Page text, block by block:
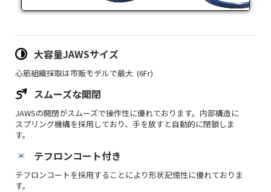
大容量JAWSサイズ
心筋組織採取は市販モデルで最大 (6Fr)
スムーズな開閉
JAWSの開閉がスムーズで操作性に優れております。内部構造に
スプリング機構を採用しており、手を放すと自動的に閉鎖しま
す。
テフロンコート付き
テフロンコートを採用することにより形状記憶性に優れておりま
す。